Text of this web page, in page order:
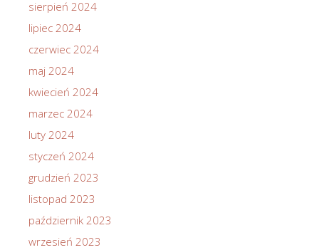
sierpień 2024
lipiec 2024
czerwiec 2024
maj 2024
kwiecień 2024
marzec 2024
luty 2024
styczeń 2024
grudzień 2023
listopad 2023
październik 2023
wrzesień 2023